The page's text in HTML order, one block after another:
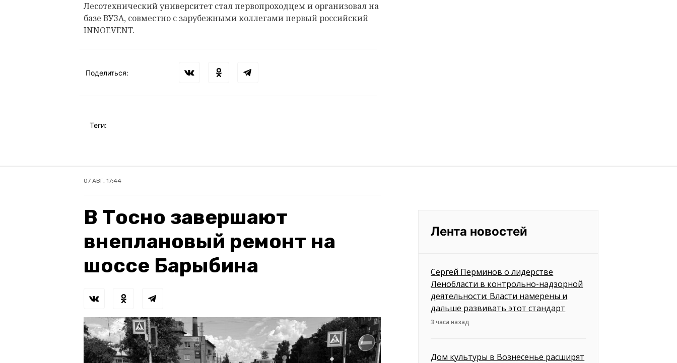
Лесотехнический университет стал первопроходцем и организовал на
базе ВУЗА, совместно с зарубежными коллегами первый российский
INNOEVENT.
Поделиться:
Теги:
07 АВГ, 17:44
В Тосно завершают
внеплановый ремонт на
шоссе Барыбина
Лента новостей
Сергей Перминов о лидерстве
Ленобласти в контрольно-надзорной
деятельности: Власти намерены и
дальше развивать этот стандарт
3 часа назад
Дом культуры в Вознесенье расширят